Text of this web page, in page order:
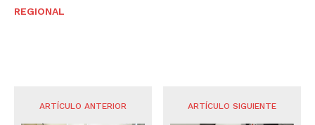
REGIONAL
ARTÍCULO ANTERIOR ARTÍCULO SIGUIENTE